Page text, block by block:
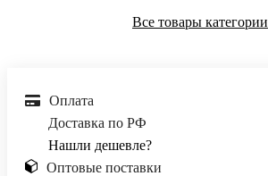
Все товары категории
Оплата
Доставка по РФ
Нашли дешевле?
Оптовые поставки